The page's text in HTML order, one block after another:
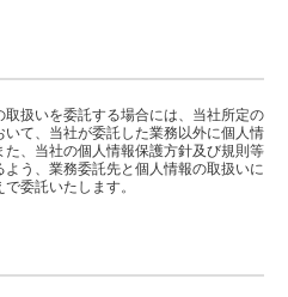
扱いを委託する場合には、当社所定の
て、当社が委託した業務以外に個人情
、当社の個人情報保護方針及び規則等
う、業務委託先と個人情報の取扱いに
委託いたします。